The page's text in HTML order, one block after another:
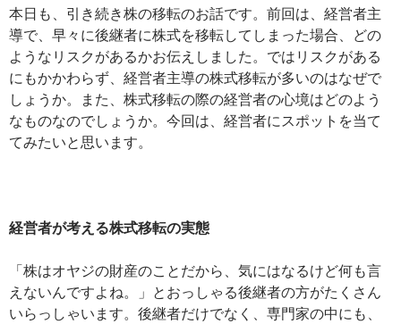
本日も、引き続き株の移転のお話です。前回は、経営者主
導で、早々に後継者に株式を移転してしまった場合、どの
ようなリスクがあるかお伝えしました。ではリスクがある
にもかかわらず、経営者主導の株式移転が多いのはなぜで
しょうか。また、株式移転の際の経営者の心境はどのよう
なものなのでしょうか。今回は、経営者にスポットを当て
てみたいと思います。
経営者が考える株式移転の実態
「株はオヤジの財産のことだから、気にはなるけど何も言
えないんですよね。」とおっしゃる後継者の方がたくさん
いらっしゃいます。後継者だけでなく、専門家の中にも、